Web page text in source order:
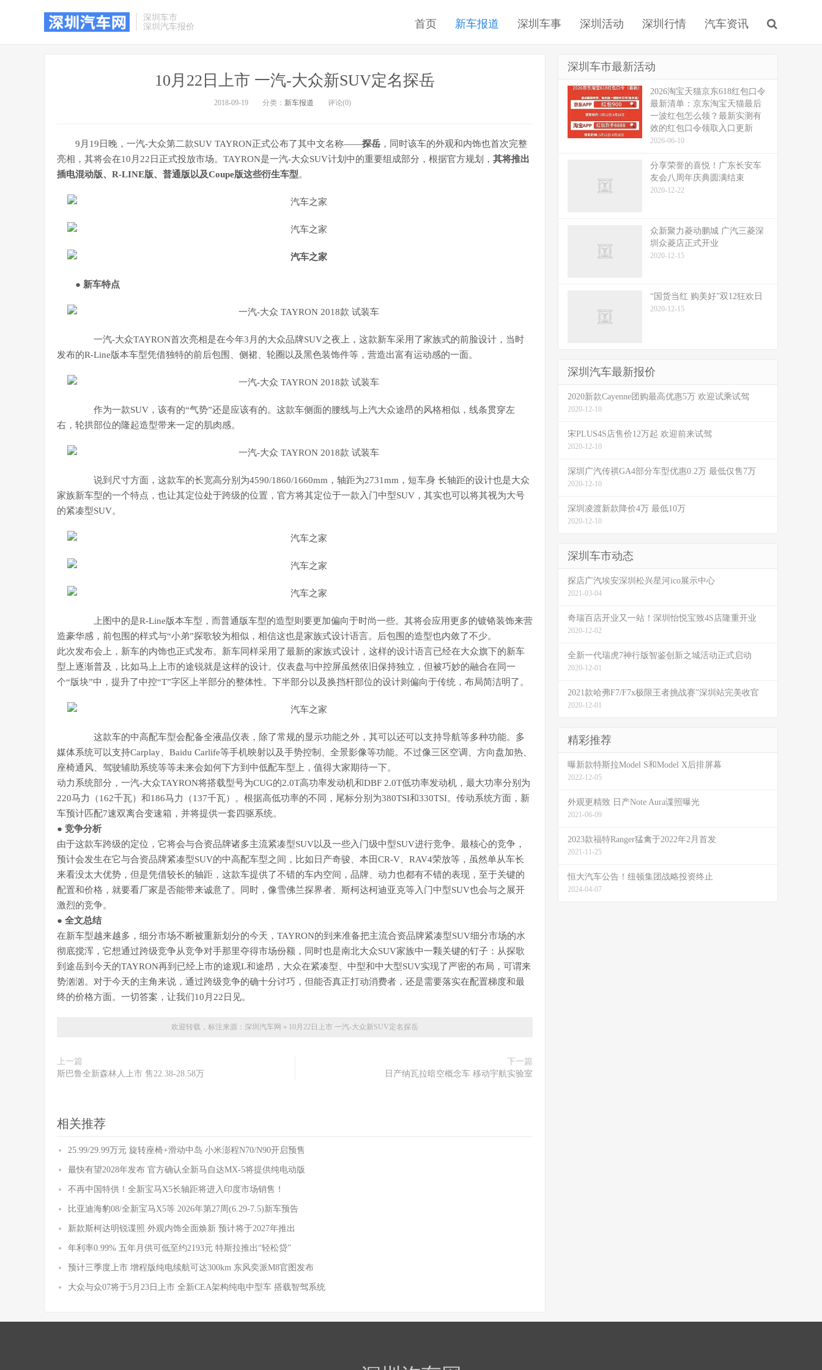
深圳车市
深圳汽车报价
首页 新车报道 深圳车事 深圳活动 深圳行情 汽车资讯
10月22日上市 一汽-大众新SUV定名探岳
2018-09-19 分类： 新车报道 评论(0)
9月19日晚，一汽-大众第二款SUV TAYRON正式公布了其中文名称——探岳 ，同时该车的外观和内饰也首次完整
亮相，其将会在10月22日正式投放市场。TAYRON是一汽-大众SUV计划中的重要组成部分，根据官方规划， 其将推出
插电混动版、R-LINE版、普通版以及Coupe版这些衍生车型。
● 新车特点
一汽-大众TAYRON首次亮相是在今年3月的大众品牌SUV之夜上，这款新车采用了家族式的前脸设计，当时
发布的R-Line版本车型凭借独特的前后包围、侧裙、轮圈以及黑色装饰件等，营造出富有运动感的一面。
作为一款SUV，该有的“气势”还是应该有的。这款车侧面的腰线与上汽大众途昂的风格相似，线条贯穿左
右，轮拱部位的隆起造型带来一定的肌肉感。
说到尺寸方面，这款车的长宽高分别为4590/1860/1660mm，轴距为2731mm，短车身 长轴距的设计也是大众
家族新车型的一个特点，也让其定位处于跨级的位置，官方将其定位于一款入门中型SUV，其实也可以将其视为大号
的紧凑型SUV。
上图中的是R-Line版本车型，而普通版车型的造型则要更加偏向于时尚一些。其将会应用更多的镀铬装饰来营
造豪华感，前包围的样式与“小弟”探歌较为相似，相信这也是家族式设计语言。后包围的造型也内敛了不少。
此次发布会上，新车的内饰也正式发布。新车同样采用了最新的家族式设计，这样的设计语言已经在大众旗下的新车
型上逐渐普及，比如马上上市的途锐就是这样的设计。仪表盘与中控屏虽然依旧保持独立，但被巧妙的融合在同一
个“版块”中，提升了中控“T”字区上半部分的整体性。下半部分以及换挡杆部位的设计则偏向于传统，布局简洁明了。
这款车的中高配车型会配备全液晶仪表，除了常规的显示功能之外，其可以还可以支持导航等多种功能。多
媒体系统可以支持Carplay、Baidu Carlife等手机映射以及手势控制、全景影像等功能。不过像三区空调、方向盘加热、
座椅通风、驾驶辅助系统等等未来会如何下方到中低配车型上，值得大家期待一下。
动力系统部分，一汽-大众TAYRON将搭载型号为CUG的2.0T高功率发动机和DBF 2.0T低功率发动机，最大功率分别为
220马力（162千瓦）和186马力（137千瓦）。根据高低功率的不同，尾标分别为380TSI和330TSI。传动系统方面，新
车预计匹配7速双离合变速箱，并将提供一套四驱系统。
● 竞争分析
由于这款车跨级的定位，它将会与合资品牌诸多主流紧凑型SUV以及一些入门级中型SUV进行竞争。最核心的竞争，
预计会发生在它与合资品牌紧凑型SUV的中高配车型之间，比如日产奇骏、本田CR-V、RAV4荣放等，虽然单从车长
来看没太大优势，但是凭借较长的轴距，这款车提供了不错的车内空间，品牌、动力也都有不错的表现，至于关键的
配置和价格，就要看厂家是否能带来诚意了。同时，像雪佛兰探界者、斯柯达柯迪亚克等入门中型SUV也会与之展开
激烈的竞争。
● 全文总结
在新车型越来越多，细分市场不断被重新划分的今天，TAYRON的到来准备把主流合资品牌紧凑型SUV细分市场的水
彻底搅浑，它想通过跨级竞争从竞争对手那里夺得市场份额，同时也是南北大众SUV家族中一颗关键的钉子：从探歌
到途岳到今天的TAYRON再到已经上市的途观L和途昂，大众在紧凑型、中型和中大型SUV实现了严密的布局，可谓来
势汹汹。对于今天的主角来说，通过跨级竞争的确十分讨巧，但能否真正打动消费者，还是需要落实在配置梯度和最
终的价格方面。一切答案，让我们10月22日见。
欢迎转载，标注来源： 深圳汽车网 » 10月22日上市 一汽-大众新SUV定名探岳
上一篇
斯巴鲁全新森林人上市 售22.38-28.58万
下一篇
日产纳瓦拉暗空概念车 移动宇航实验室
相关推荐
25.99/29.99万元 旋转座椅+滑动中岛 小米澎程N70/N90开启预售
最快有望2028年发布 官方确认全新马自达MX-5将提供纯电动版
不再中国特供！全新宝马X5长轴距将进入印度市场销售！
比亚迪海豹08/全新宝马X5等 2026年第27周(6.29-7.5)新车预告
新款斯柯达明锐谍照 外观内饰全面焕新 预计将于2027年推出
年利率0.99% 五年月供可低至约2193元 特斯拉推出“轻松贷”
预计三季度上市 增程版纯电续航可达300km 东风奕派M8官图发布
大众与众07将于5月23日上市 全新CEA架构纯电中型车 搭载智驾系统
深圳车市最新活动
2026淘宝天猫京东618红包口令
最新清单：京东淘宝天猫最后
一波红包怎么领？最新实测有
效的红包口令领取入口更新
2026-06-10
分享荣誉的喜悦！广东长安车
友会八周年庆典圆满结束
2020-12-22
众新聚力菱动鹏城 广汽三菱深
圳众菱店正式开业
2020-12-15
“国货当红 购美好”双12狂欢日
2020-12-15
深圳汽车最新报价
2020新款Cayenne团购最高优惠5万 欢迎试乘试驾
2020-12-10
宋PLUS4S店售价12万起 欢迎前来试驾
2020-12-10
深圳广汽传祺GA4部分车型优惠0.2万 最低仅售7万
2020-12-10
深圳凌渡新款降价4万 最低10万
2020-12-10
深圳车市动态
探店广汽埃安深圳松兴星河ico展示中心
2021-03-04
奇瑞百店开业又一站！深圳怡悦宝致4S店隆重开业
2020-12-02
全新一代瑞虎7神行版智鉴创新之城活动正式启动
2020-12-01
2021款哈弗F7/F7x极限王者挑战赛”深圳站完美收官
2020-12-01
精彩推荐
曝新款特斯拉Model S和Model X后排屏幕
2022-12-05
外观更精致 日产Note Aura谍照曝光
2021-06-09
2023款福特Ranger猛禽于2022年2月首发
2021-11-25
恒大汽车公告！纽顿集团战略投资终止
2024-04-07